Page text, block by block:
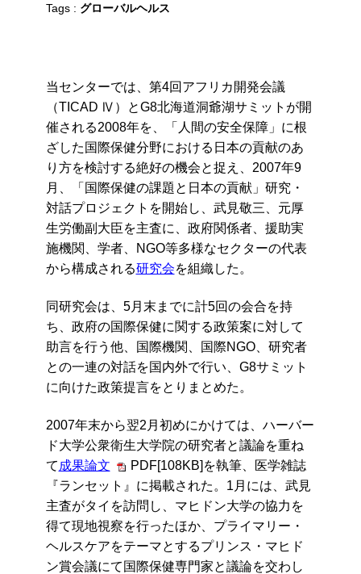
Tags : グローバルヘルス
当センターでは、第4回アフリカ開発会議
（TICAD Ⅳ）とG8北海道洞爺湖サミットが開
催される2008年を、「人間の安全保障」に根
ざした国際保健分野における日本の貢献のあ
り方を検討する絶好の機会と捉え、2007年9
月、「国際保健の課題と日本の貢献」研究・
対話プロジェクトを開始し、武見敬三、元厚
生労働副大臣を主査に、政府関係者、援助実
施機関、学者、NGO等多様なセクターの代表
から構成される研究会を組織した。
同研究会は、5月末までに計5回の会合を持
ち、政府の国際保健に関する政策案に対して
助言を行う他、国際機関、国際NGO、研究者
との一連の対話を国内外で行い、G8サミット
に向けた政策提言をとりまとめた。
2007年末から翌2月初めにかけては、ハーバー
ド大学公衆衛生大学院の研究者と議論を重ね
て 成果論文
PDF[108KB]を執筆、医学雑誌
『ランセット』に掲載された。1月には、武見
主査がタイを訪問し、マヒドン大学の協力を
得て現地視察を行ったほか、プライマリー・
ヘルスケアをテーマとするプリンス・マヒド
ン賞会議にて国際保健専門家と議論を交わし